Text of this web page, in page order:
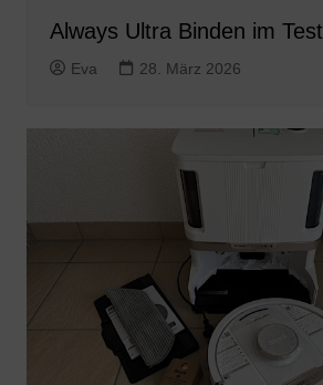
Always Ultra Binden im Test
Eva 28. März 2026